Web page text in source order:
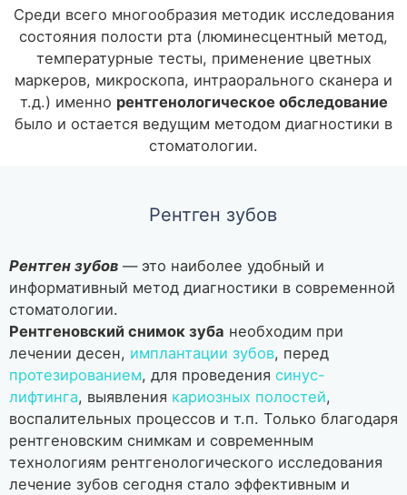
Среди всего многообразия методик исследования
состояния полости рта (люминесцентный метод,
температурные тесты, применение цветных
маркеров, микроскопа, интраорального сканера и
т.д.) именно рентгенологическое обследование
было и остается ведущим методом диагностики в
стоматологии.
Рентген зубов
Рентген зубов — это наиболее удобный и
информативный метод диагностики в современной
стоматологии.
Рентгеновский снимок зуба необходим при
лечении десен, имплантации зубов, перед
протезированием, для проведения синус-
лифтинга, выявления кариозных полостей,
воспалительных процессов и т.п. Только благодаря
рентгеновским снимкам и современным
технологиям рентгенологического исследования
лечение зубов сегодня стало эффективным и